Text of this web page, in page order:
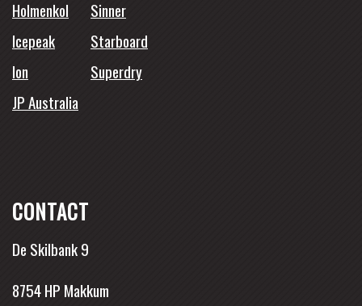
Holmenkol
Sinner
Icepeak
Starboard
Ion
Superdry
JP Australia
CONTACT
De Skilbank 9
8754 HP Makkum